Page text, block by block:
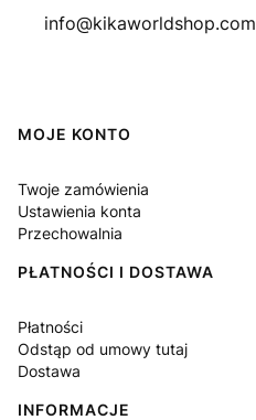
info@kikaworldshop.com
Linki w stopce
MOJE KONTO
Twoje zamówienia
Ustawienia konta
Przechowalnia
PŁATNOŚCI I DOSTAWA
Płatności
Odstąp od umowy tutaj
Dostawa
INFORMACJE